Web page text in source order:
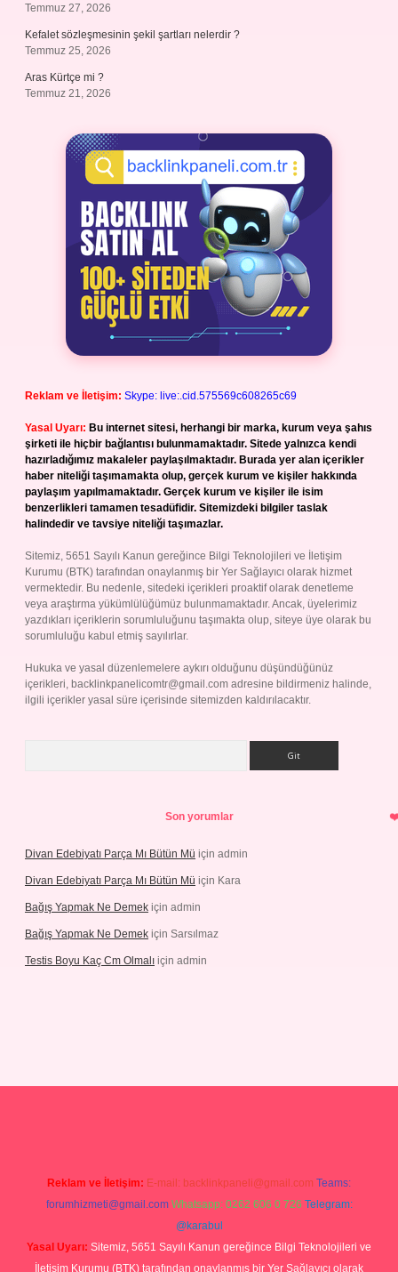
Temmuz 27, 2026
Kefalet sözleşmesinin şekil şartları nelerdir ?
Temmuz 25, 2026
Aras Kürtçe mi ?
Temmuz 21, 2026
Reklam ve İletişim: Skype: live:.cid.575569c608265c69
Yasal Uyarı: Bu internet sitesi, herhangi bir marka, kurum veya şahıs
şirketi ile hiçbir bağlantısı bulunmamaktadır. Sitede yalnızca kendi
hazırladığımız makaleler paylaşılmaktadır. Burada yer alan içerikler
haber niteliği taşımamakta olup, gerçek kurum ve kişiler hakkında
paylaşım yapılmamaktadır. Gerçek kurum ve kişiler ile isim
benzerlikleri tamamen tesadüfidir. Sitemizdeki bilgiler taslak
halindedir ve tavsiye niteliği taşımazlar.
Sitemiz, 5651 Sayılı Kanun gereğince Bilgi Teknolojileri ve İletişim
Kurumu (BTK) tarafından onaylanmış bir Yer Sağlayıcı olarak hizmet
vermektedir. Bu nedenle, sitedeki içerikleri proaktif olarak denetleme
veya araştırma yükümlülüğümüz bulunmamaktadır. Ancak, üyelerimiz
yazdıkları içeriklerin sorumluluğunu taşımakta olup, siteye üye olarak bu
sorumluluğu kabul etmiş sayılırlar.
Hukuka ve yasal düzenlemelere aykırı olduğunu düşündüğünüz
içerikleri, backlinkpanelicomtr@gmail.com adresine bildirmeniz halinde,
ilgili içerikler yasal süre içerisinde sitemizden kaldırılacaktır.
Son yorumlar
Divan Edebiyatı Parça Mı Bütün Mü için admin
Divan Edebiyatı Parça Mı Bütün Mü için Kara
Bağış Yapmak Ne Demek için admin
Bağış Yapmak Ne Demek için Sarsılmaz
Testis Boyu Kaç Cm Olmalı için admin
Reklam ve İletişim: E-mail: backlinkpaneli@gmail.com Teams:
forumhizmeti@gmail.com Whatsapp: 0262 606 0 726 Telegram:
@karabul
Yasal Uyarı: Sitemiz, 5651 Sayılı Kanun gereğince Bilgi Teknolojileri ve
İletişim Kurumu (BTK) tarafından onaylanmış bir Yer Sağlayıcı olarak